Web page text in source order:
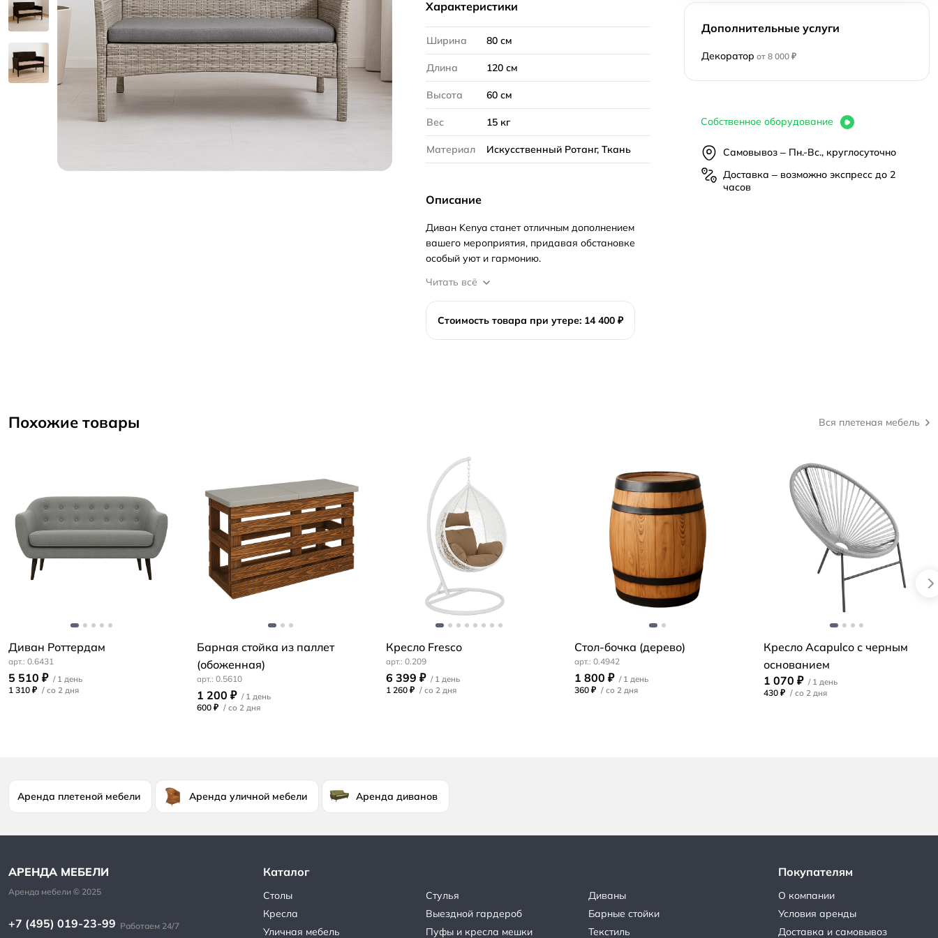
Характеристики
Ширина 80 см
Длина 120 см
Высота 60 см
Вес 15 кг
Материал Искусственный Ротанг, Ткань
Описание
Диван Kenya станет отличным дополнением
вашего мероприятия, придавая обстановке
особый уют и гармонию.
Читать всё
Стоимость товара при утере: 14 400 ₽
Дополнительные услуги
Декоратор от 8 000 ₽
Собственное оборудование
Самовывоз – Пн.-Вс., круглосуточно
Доставка – возможно экспресс до 2
часов
Похожие товары Вся плетеная мебель
Диван Роттердам
0.6431
5 510 ₽
1 310 ₽ /
Барная стойка из паллет
(обоженная)
0.5610
1 200 ₽
600 ₽ /
Кресло Fresco
0.209
6 399 ₽
1 260 ₽ /
Стол-бочка (дерево)
0.4942
1 800 ₽
360 ₽ /
Кресло Acapulco с черным
основанием
1 070 ₽
430 ₽ /
Аренда плетеной мебели Аренда уличной мебели Аренда диванов
+7 (495) 019-23-99 Работаем 24/7
Каталог
Столы Стулья
Диваны
Кресла
Выездной гардероб
Барные стойки
Уличная мебель
Пуфы и кресла мешки Текстиль
Покупателям
О компании
Условия аренды
Доставка и самовывоз